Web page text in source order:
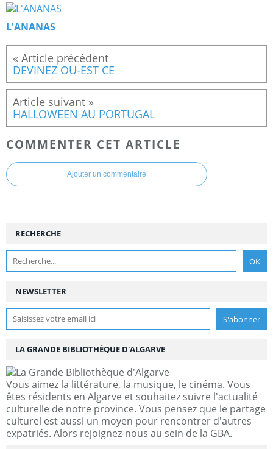
L'ANANAS
DEVINEZ OU-EST CE
HALLOWEEN AU PORTUGAL
COMMENTER CET ARTICLE
Ajouter un commentaire
NEWSLETTER
RECHERCHE
LA GRANDE BIBLIOTHÈQUE D'ALGARVE
Vous aimez la littérature, la musique, le cinéma. Vous
êtes résidents en Algarve et souhaitez suivre l'actualité
culturelle de notre province. Vous pensez que le partage
culturel est aussi un moyen pour rencontrer d'autres
expatriés. Alors rejoignez-nous au sein de la GBA.